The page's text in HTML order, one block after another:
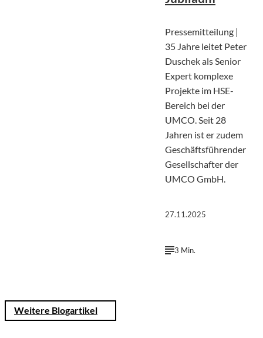
Pressemitteilung |
35 Jahre leitet Peter
Duschek als Senior
Expert komplexe
Projekte im HSE-
Bereich bei der
UMCO. Seit 28
Jahren ist er zudem
Geschäftsführender
Gesellschafter der
UMCO GmbH.
27.11.2025
3 Min.
Weitere Blogartikel